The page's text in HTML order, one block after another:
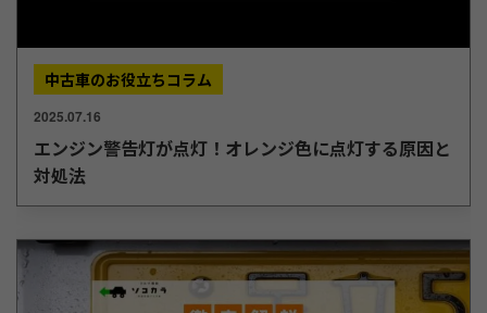
中古車のお役立ちコラム
2025.07.16
エンジン警告灯が点灯！オレンジ色に点灯する原因と
対処法